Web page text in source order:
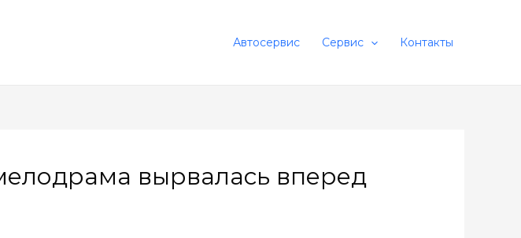
Автосервис Сервис Контакты
вырвалась вперед